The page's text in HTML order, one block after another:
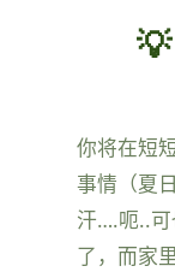
你将在短
事情（夏
汗….呃..可
了，而家